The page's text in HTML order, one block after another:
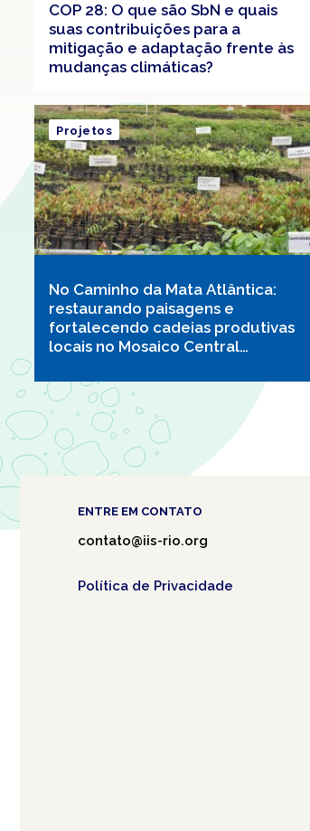
COP 28: O que são SbN e quais
suas contribuições para a
mitigação e adaptação frente às
mudanças climáticas?
No Caminho da Mata Atlântica:
restaurando paisagens e
fortalecendo cadeias produtivas
locais no Mosaico Central
Projetos
ENTRE EM CONTATO
contato@iis-rio.org
Política de Privacidade